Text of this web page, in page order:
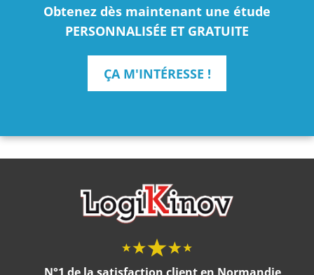
Obtenez dès maintenant une étude
PERSONNALISÉE ET GRATUITE
ÇA M'INTÉRESSE !